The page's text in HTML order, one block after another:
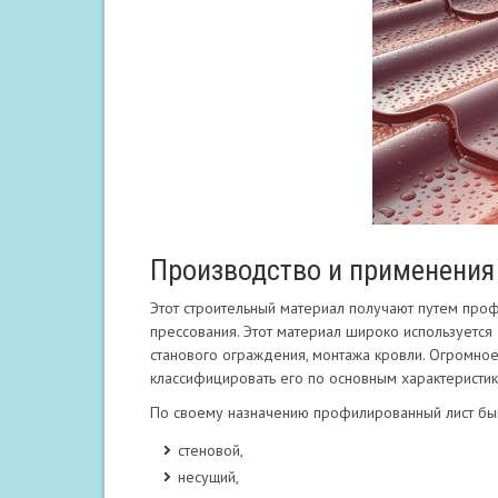
Производство и применения
Этот строительный материал получают путем
прессования. Этот материал широко
станового ограждения, монтажа кровли.
классифицировать его по основным
По своему назначению профилированный лист
стеновой,
несущий,